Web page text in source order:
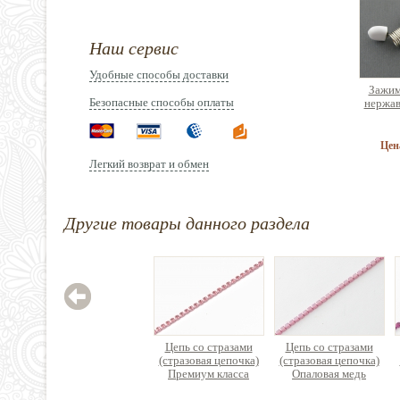
Наш сервис
Удобные способы доставки
Безопасные способы оплаты
Легкий возврат и обмен
Другие товары данного раздела
Цепь со стразами
(стразовая цепочка)
Премиум класса
Цепь со стразами
(стразовая цепочка)
Опаловая медь